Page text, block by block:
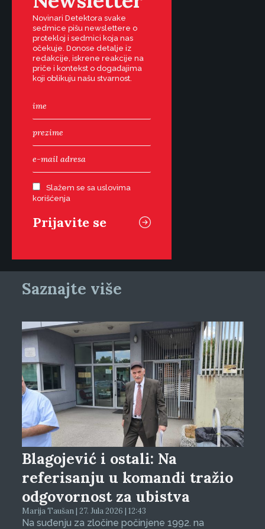
Novinari Detektora svake
sedmice pišu newslettere o
protekloj i sedmici koja nas
očekuje. Donose detalje iz
redakcije, iskrene reakcije na
priče i kontekst o događajima
koji oblikuju našu stvarnost.
Slažem se sa uslovima
korišćenja
Saznajte više
Blagojević i ostali: Na
referisanju u komandi tražio
odgovornost za ubistva
Marija Taušan | 27. Jula 2026 | 12:43
Na suđenju za zločine počinjene 1992. na